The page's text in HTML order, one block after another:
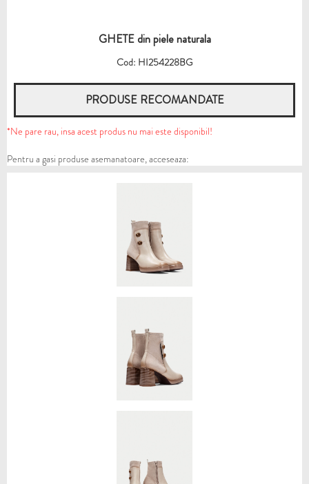
GHETE din piele naturala
Cod: HI254228BG
PRODUSE RECOMANDATE
*Ne pare rau, insa acest produs nu mai este disponibil!
Pentru a gasi produse asemanatoare, acceseaza: